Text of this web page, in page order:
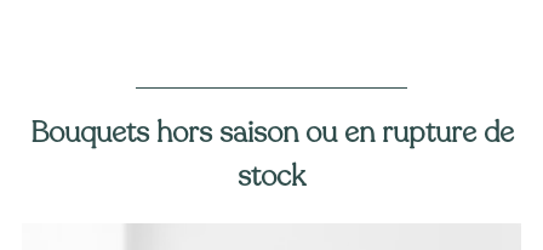
Bouquets hors saison ou en rupture de
stock